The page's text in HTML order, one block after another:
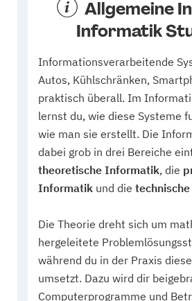
Allgemeine
Informatik
Informationsverarbeitende
Autos, Kühlschränken,
praktisch überall. Im
lernst du, wie diese Systeme
wie man sie erstellt. Die
dabei grob in drei Bereiche
theoretische Informatik, die
Informatik und die
Die Theorie dreht sich um
hergeleitete
während du in der Praxis
umsetzt. Dazu wird dir
Computerprogramme und